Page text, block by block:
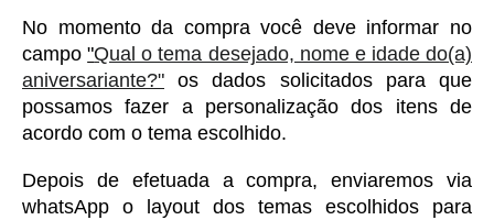
No momento da compra você deve informar no
campo "Qual o tema desejado, nome e idade do(a)
aniversariante?" os dados solicitados para que
possamos fazer a personalização dos itens de
acordo com o tema escolhido.
Depois de efetuada a compra, enviaremos via
whatsApp o layout dos temas escolhidos para